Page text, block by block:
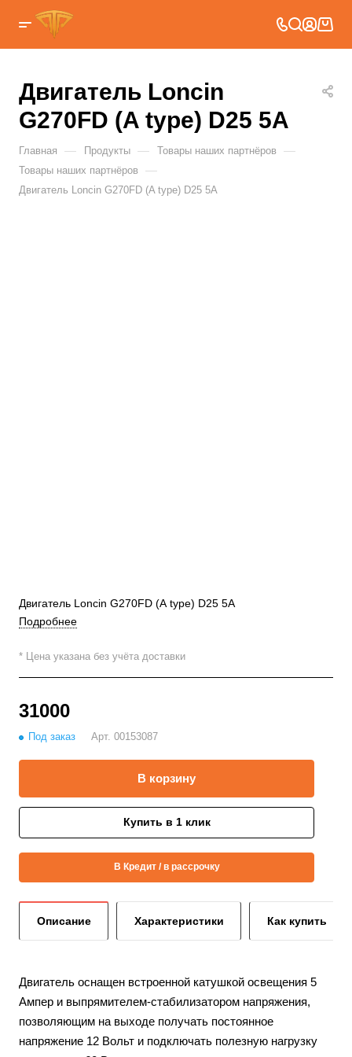
Двигатель Loncin
G270FD (A type) D25 5А
Главная — Продукты — Товары наших партнёров —
Товары наших партнёров —
Двигатель Loncin G270FD (A type) D25 5А
Двигатель Loncin G270FD (A type) D25 5А
Подробнее
* Цена указана без учёта доставки
31000
Под заказ Арт. 00153087
В корзину
Купить в 1 клик
В Кредит / в рассрочку
Описание Характеристики Как купить
Двигатель оснащен встроенной катушкой освещения 5
Ампер и выпрямителем-стабилизатором напряжения,
позволяющим на выходе получать постоянное
напряжение 12 Вольт и подключать полезную нагрузку